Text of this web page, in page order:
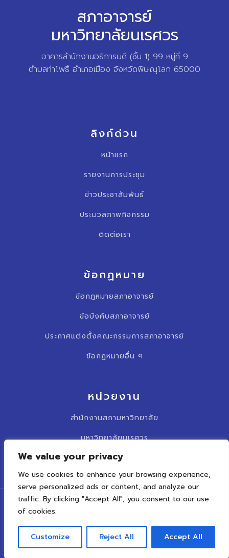
We value your privacy
We use cookies to enhance your browsing experience,
serve personalized ads or content, and analyze our
traffic. By clicking "Accept All", you consent to our use
of cookies.
Customize Reject All Accept All
สภาอาจารย์
มหาวิทยาลัยนเรศวร
อาคารสำนักงานอธิการบดี (ชั้น 1) 99 หมู่ที่ 9
ตำบลท่าโพธิ์ อำเภอเมือง จังหวัดพิษณุโลก 65000
ลิงก์ด่วน
หน้าแรก
รายงานการประชุม
ข่าวประชาสัมพันธ์
ประมวลภาพกิจกรรม
ติดต่อเรา
ข้อกฏหมาย
ข้อกฏหมายสภาอาจารย์
ข้อบังคับสภาอาจารย์
ประกาศแต่งตั้งคณะกรรมการสภาอาจารย์
ข้อกฏหมายอื่น ๆ
หน่วยงาน
สำนักงานสภามหาวิทยาลัย
มหาวิทยาลัยนเรศวร
รวบเว็บไซต์สภาคณาจารย์
0 5596 2381 – 2